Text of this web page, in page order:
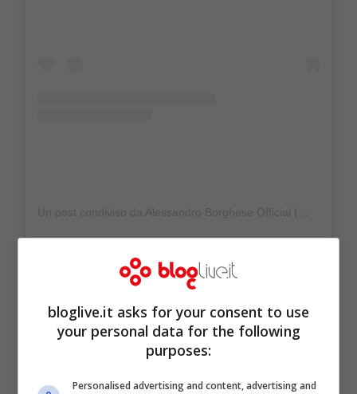
bloglive.it asks for your consent to use
your personal data for the following
purposes:
Personalised advertising and content, advertising and